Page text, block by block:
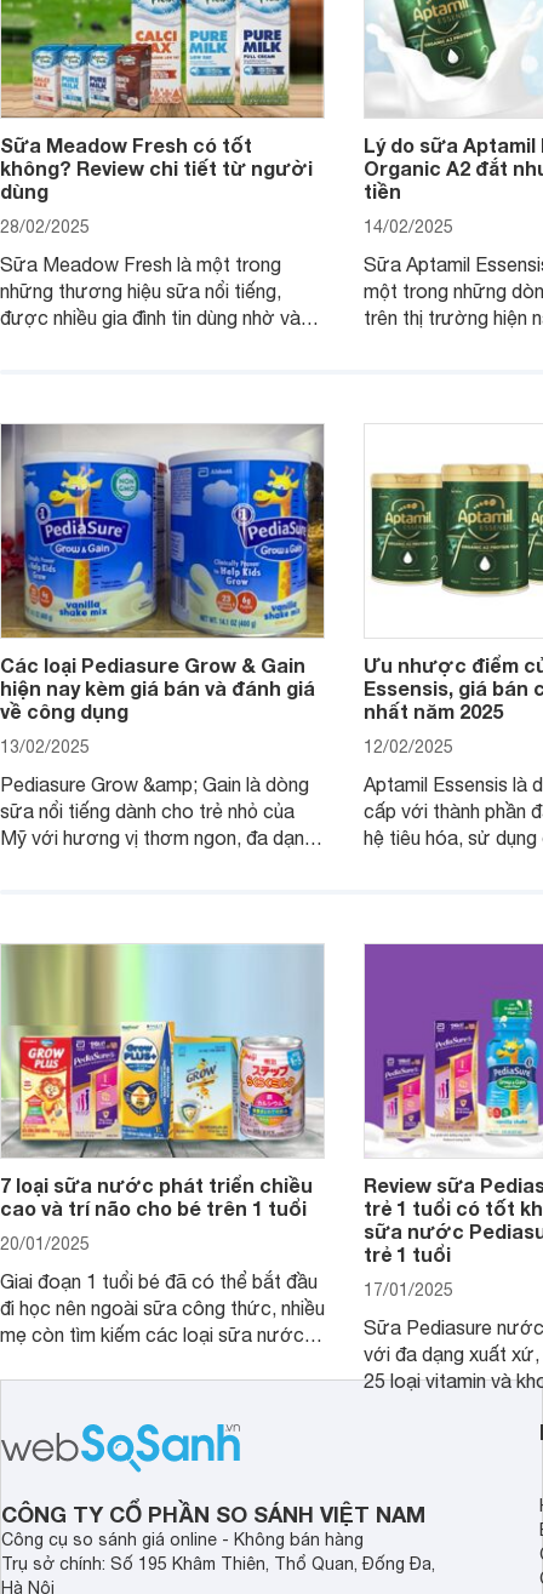
Sữa Meadow Fresh có tốt
không? Review chi tiết từ người
dùng
28/02/2025
Sữa Meadow Fresh là một trong
những thương hiệu sữa nổi tiếng,
được nhiều gia đình tin dùng nhờ vào
dưỡng có gì đặc biệt? Giá sữa
Meadow Fresh trên thị trường hiện
nay ra sao? Hãy cùng tìm hiểu ngay.
Lý do sữa Aptamil
Organic A2 đắt
tiền
14/02/2025
Sữa Aptamil
một trong những
trên thị trường hiện
hơn so với các
4 yếu tố sau.
Các loại Pediasure Grow & Gain
hiện nay kèm giá bán và đánh giá
về công dụng
13/02/2025
Pediasure Grow &amp; Gain là dòng
sữa nổi tiếng dành cho trẻ nhỏ của
Mỹ với hương vị thơm ngon, đa dạng
Pediasure Grow &amp; Gain hiện nay
Ưu nhược điểm
Essensis, giá bán
nhất năm 2025
12/02/2025
Aptamil Essensis là
cấp với thành phần
hệ tiêu hóa, sử
cùng Websosanh.vn
7 loại sữa nước phát triển chiều
cao và trí não cho bé trên 1 tuổi
20/01/2025
Giai đoạn 1 tuổi bé đã có thể bắt đầu
đi học nên ngoài sữa công thức, nhiều
mẹ còn tìm kiếm các loại sữa nước
trẻ. Dưới đây là 7 loại sữa nước phát
1 tuổi tốt mà mẹ bỉm nên lựa chọn.
Review sữa
trẻ 1 tuổi có tốt
sữa nước
trẻ 1 tuổi
17/01/2025
Sữa Pediasure
với đa dạng xuất
25 loại vitamin và
CÔNG TY CỔ PHẦN SO SÁNH VIỆT NAM
Công cụ so sánh giá online - Không bán hàng
Trụ sở chính: Số 195 Khâm Thiên, Thổ Quan, Đống Đa,
Hà Nội